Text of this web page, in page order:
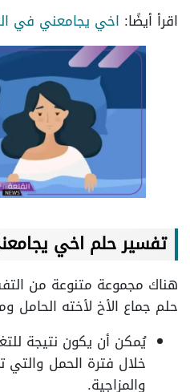
اقرأ أيضًا: اخي يجامعني في
تفسير حلم اخي
هناك مجموعة متنوعة من
حلم جماع الأخ لأخته الحامل
يُمكن أن يكون نتيجة
خلال فترة الحمل والتي
والمزاجية.